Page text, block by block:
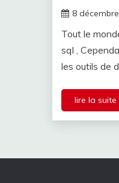
8
Tout le
sql ,
les outils de
lire la suite